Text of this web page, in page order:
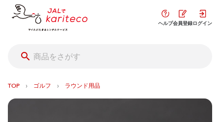
ヘルプ会員登録ログイン
TOP › ゴルフ › ラウンド用品